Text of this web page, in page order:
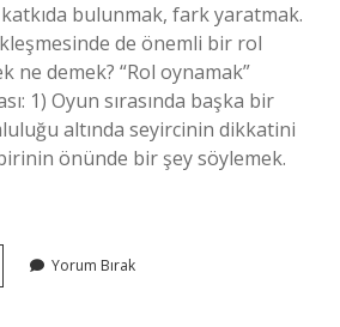
bulunmak, fark yaratmak.
de önemli bir rol
ne demek? “Rol oynamak”
1) Oyun sırasında başka bir
altında seyircinin dikkatini
önünde bir şey söylemek.
Yorum Bırak